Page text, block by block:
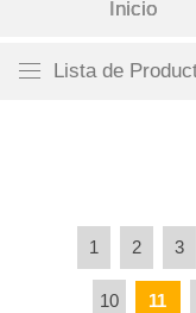
Inicio
1 2 3
10 11